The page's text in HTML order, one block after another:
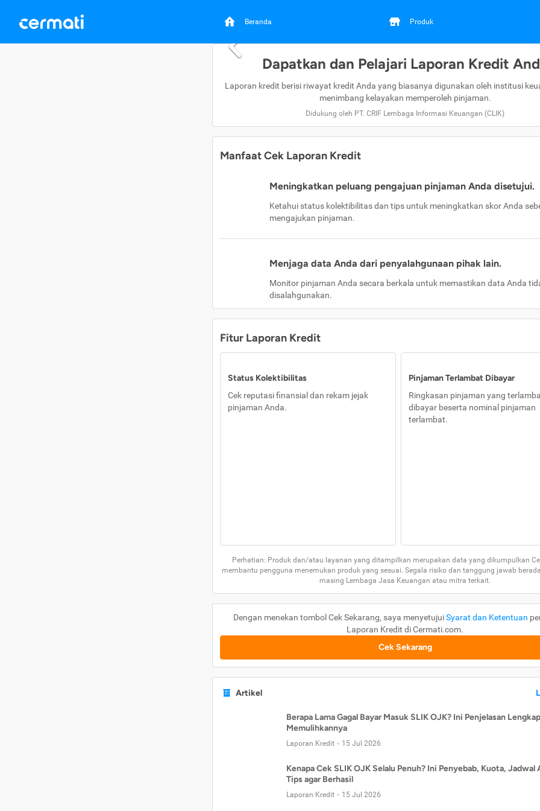
Beranda Produk
Dapatkan dan Pelajari Laporan Kredit
Laporan kredit berisi riwayat kredit Anda yang biasanya digunakan oleh institusi
menimbang kelayakan memperoleh pinjaman.
Didukung oleh PT. CRIF Lembaga Informasi Keuangan (CLIK)
Manfaat Cek Laporan Kredit
Meningkatkan peluang pengajuan pinjaman Anda disetujui.
Ketahui status kolektibilitas dan tips untuk meningkatkan skor Anda
mengajukan pinjaman.
Menjaga data Anda dari penyalahgunaan pihak lain.
Monitor pinjaman Anda secara berkala untuk memastikan data Anda
disalahgunakan.
Fitur Laporan Kredit
Status Kolektibilitas
Cek reputasi finansial dan rekam jejak
pinjaman Anda.
Pinjaman Terlambat Dibayar
Ringkasan pinjaman yang
dibayar beserta nominal pinjaman
terlambat.
Perhatian: Produk dan/atau layanan yang ditampilkan merupakan data yang dikumpulkan
membantu pengguna menemukan produk yang sesuai. Segala risiko dan tanggung jawab
masing Lembaga Jasa Keuangan atau mitra terkait.
Dengan menekan tombol Cek Sekarang, saya menyetujuiSyarat dan Ketentuan
Laporan Kredit di Cermati.com.
Cek Sekarang
Artikel
Berapa Lama Gagal Bayar Masuk SLIK OJK? Ini Penjelasan
Memulihkannya
Laporan Kredit 15 Jul 2026
Kenapa Cek SLIK OJK Selalu Penuh? Ini Penyebab, Kuota, Jadwal
Tips agar Berhasil
Laporan Kredit 15 Jul 2026